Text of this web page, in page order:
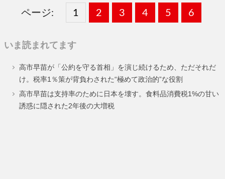
ページ:
固
ー
ジ
1 ,
固
ー
ジ
2 ,
固
ー
ジ
3 ,
固
ー
ジ
4 ,
固
ー
ジ
5 ,
固
ー
ジ
6
いま読まれてます
高市早苗が「公約を守る首相」を演じ続けるため、ただそれだ
け。税率1％策が背負わされた“極めて政治的”な役割
高市早苗は支持率のために日本を壊す。食料品消費税1%の甘い
誘惑に隠された2年後の大増税